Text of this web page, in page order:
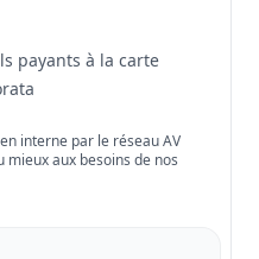
payants à la carte
interne par le réseau AV
aux besoins de nos